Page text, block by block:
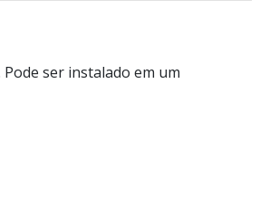
ser instalado em um